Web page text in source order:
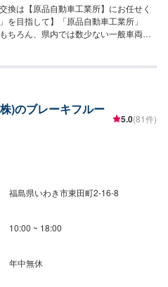
換は【原品自動車工業所】にお任せく
を目指して】「原品自動車工業所」
ちろん、県内では数少ない一般車両を
い方を全力でサポートいたしますの
住環境コーディネーターの資格も持
【1】オファーにてお問い合わせ【2】
ければ作業開始【4】仕上がり次第納
い。型番・取り扱い説明書のお写真
案内可能です。《代車について》●代
ございますので、福祉車両をご希望
※写真は見本です。※車種やグレード
す。予めご了承ください。【定休
、第三土曜日営業時間：9:00~18:00
)のブレーキフルー
5.0(81件)
福島県いわき市東田町2-16-8
10:00 ~ 18:00
年中無休